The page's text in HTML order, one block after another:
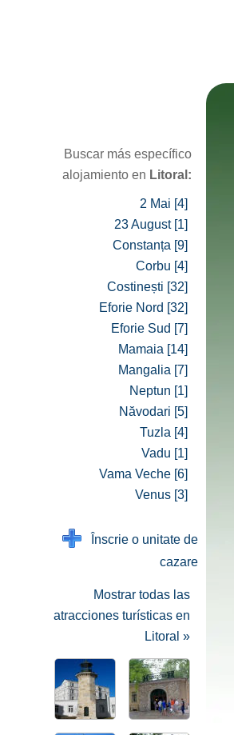
Buscar más específico
alojamiento en Litoral:
2 Mai [4]
23 August [1]
Constanța [9]
Corbu [4]
Costinești [32]
Eforie Nord [32]
Eforie Sud [7]
Mamaia [14]
Mangalia [7]
Neptun [1]
Năvodari [5]
Tuzla [4]
Vadu [1]
Vama Veche [6]
Venus [3]
Înscrie o unitate de
cazare
Mostrar todas las
atracciones turísticas en
Litoral »